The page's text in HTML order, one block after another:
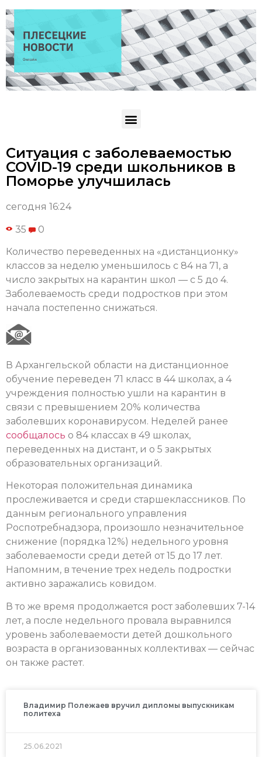
Ситуация с заболеваемостью
COVID-19 среди школьников в
Поморье улучшилась
сегодня 16:24
35 0
Количество переведенных на «дистанционку»
классов за неделю уменьшилось с 84 на 71, а
число закрытых на карантин школ — с 5 до 4.
Заболеваемость среди подростков при этом
начала постепенно снижаться.
В Архангельской области на дистанционное
обучение переведен 71 класс в 44 школах, а 4
учреждения полностью ушли на карантин в
связи с превышением 20% количества
заболевших коронавирусом. Неделей ранее
сообщалось о 84 классах в 49 школах,
переведенных на дистант, и о 5 закрытых
образовательных организаций.
Некоторая положительная динамика
прослеживается и среди старшеклассников. По
данным регионального управления
Роспотребнадзора, произошло незначительное
снижение (порядка 12%) недельного уровня
заболеваемости среди детей от 15 до 17 лет.
Напомним, в течение трех недель подростки
активно заражались ковидом.
В то же время продолжается рост заболевших 7-14
лет, а после недельного провала выравнился
уровень заболеваемости детей дошкольного
возраста в организованных коллективах — сейчас
он также растет.
Владимир Полежаев вручил дипломы выпускникам
политеха
25.06.2021